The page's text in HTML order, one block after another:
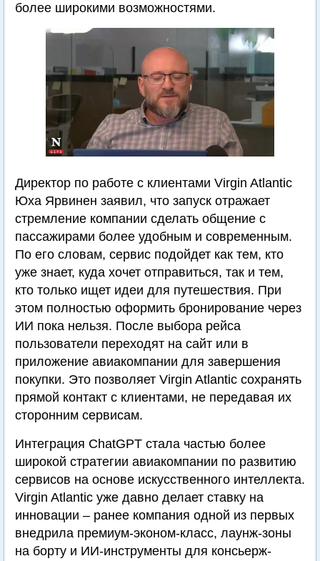
более широкими возможностями.
Директор по работе с клиентами Virgin Atlantic
Юха Ярвинен заявил, что запуск отражает
стремление компании сделать общение с
пассажирами более удобным и современным.
По его словам, сервис подойдет как тем, кто
уже знает, куда хочет отправиться, так и тем,
кто только ищет идеи для путешествия. При
этом полностью оформить бронирование через
ИИ пока нельзя. После выбора рейса
пользователи переходят на сайт или в
приложение авиакомпании для завершения
покупки. Это позволяет Virgin Atlantic сохранять
прямой контакт с клиентами, не передавая их
сторонним сервисам.
Интеграция ChatGPT стала частью более
широкой стратегии авиакомпании по развитию
сервисов на основе искусственного интеллекта.
Virgin Atlantic уже давно делает ставку на
инновации – ранее компания одной из первых
внедрила премиум-эконом-класс, лаунж-зоны
на борту и ИИ-инструменты для консьерж-